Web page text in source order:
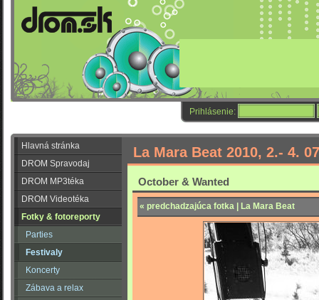
Prihlásenie:
Hlavná stránka
DROM Spravodaj
DROM MP3téka
DROM Videotéka
Fotky & fotoreporty
Parties
Festivaly
Koncerty
Zábava a relax
La Mara Beat 2010, 2.- 4.
October & Wanted
« predchadzajúca fotka | La Mara Beat